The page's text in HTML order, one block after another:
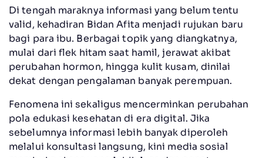
Di tengah maraknya informasi yang belum tentu
valid, kehadiran Bidan Afita menjadi rujukan baru
bagi para ibu. Berbagai topik yang diangkatnya,
mulai dari flek hitam saat hamil, jerawat akibat
perubahan hormon, hingga kulit kusam, dinilai
dekat dengan pengalaman banyak perempuan.
Fenomena ini sekaligus mencerminkan perubahan
pola edukasi kesehatan di era digital. Jika
sebelumnya informasi lebih banyak diperoleh
melalui konsultasi langsung, kini media sosial